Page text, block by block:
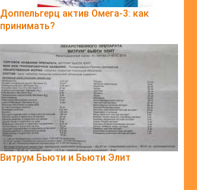
Доппельгерц актив Омега-3: как
принимать?
Витрум Бьюти и Бьюти Элит